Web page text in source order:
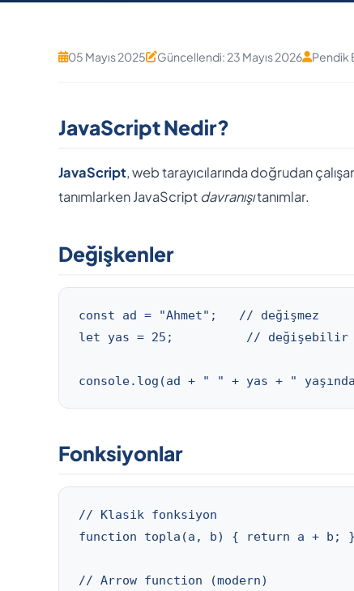
05 Mayıs 2025 Güncellendi: 23 Mayıs 2026 Pendik
JavaScript Nedir?
JavaScript, web tarayıcılarında doğrudan
tanımlarken JavaScript davranışıtanımlar.
Değişkenler
const ad = "Ahmet";   // değişmez
let yas = 25;          // değişebilir
console.log(ad + " " + yas + "
Fonksiyonlar
// Klasik fonksiyon
function topla(a, b) { return a + b; }
// Arrow function (modern)